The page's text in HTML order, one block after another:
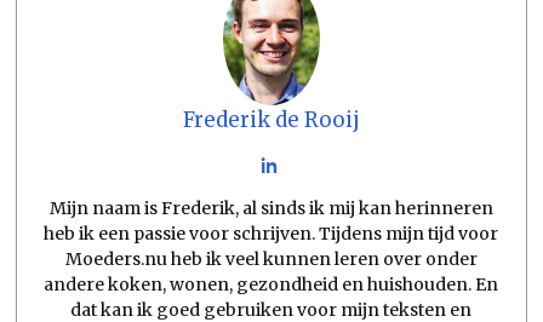
Frederik de Rooij
Mijn naam is Frederik, al sinds ik mij kan herinneren
heb ik een passie voor schrijven. Tijdens mijn tijd voor
Moeders.nu heb ik veel kunnen leren over onder
andere koken, wonen, gezondheid en huishouden. En
dat kan ik goed gebruiken voor mijn teksten en